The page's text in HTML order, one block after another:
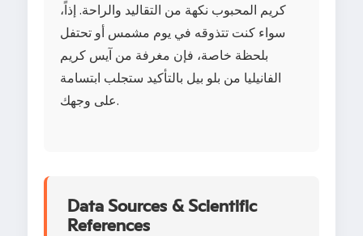
كريم المحبوب نكهة من التقاليد والراحة. إذاً،
سواء كنت تتذوقه في يوم مشمس أو تحتفل
بلحظة خاصة، فإن مغرفة من آيس كريم
الفانيليا من بلو بيل بالتأكيد ستجلب ابتسامة
على وجهك.
Data Sources & Scientific
References